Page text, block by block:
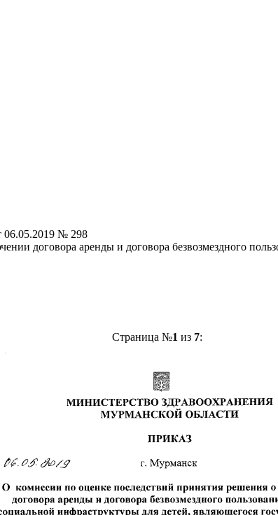
06.05.2019 № 298
договора аренды и договора безвозмездного
Страница №1 из 7: